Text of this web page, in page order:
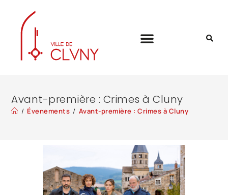
Avant-première : Crimes à Cluny
/ Évenements / Avant-première : Crimes à Cluny